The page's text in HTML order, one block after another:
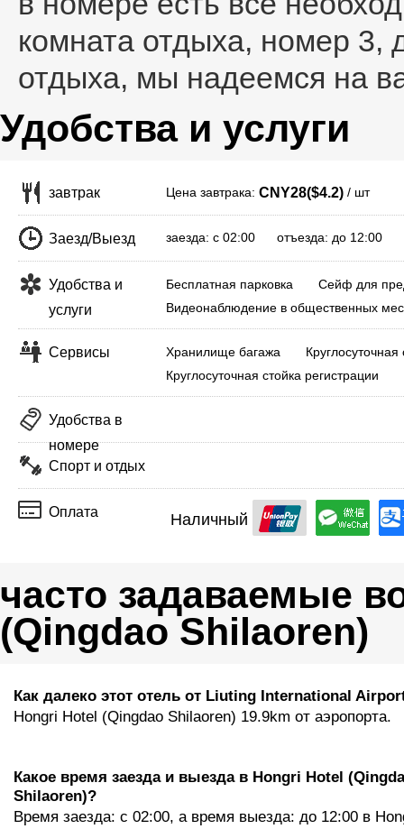
комната отдыха, номер 3,
отдыха, мы надеемся на
Удобства и услуги
завтрак Цена завтрака: CNY28($4.2) / шт
Заезд/Выезд заезда: с 02:00 отъезда: до 12:00
Удобства и
услуги
Бесплатная парковка
Сейф для
Видеонаблюдение в общественных
Сервисы Хранилище багажа
Круглосуточная
Круглосуточная стойка регистрации
Удобства в
номере
Спорт и отдых
Оплата Наличный
часто задаваемые
(Qingdao Shilaoren)
Как далеко этот отель от Liuting International
Hongri Hotel (Qingdao Shilaoren) 19.9km от аэропорта.
Какое время заезда и выезда в Hongri Hotel
Shilaoren)?
Время заезда: с 02:00, а время выезда: до 12:00 в